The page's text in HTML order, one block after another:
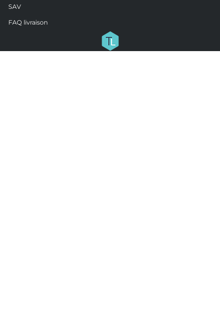
SAV
FAQ livraison